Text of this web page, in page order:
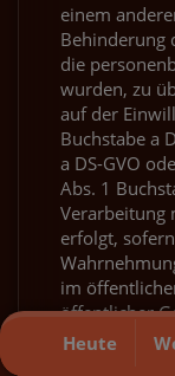
Heute
einem
Behinderung
die
wurden, zu
auf der
Buchstabe a
a DS-GVO
Abs. 1
Verarbeitung
erfolgt,
im
öffentlicher